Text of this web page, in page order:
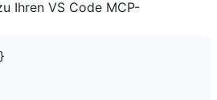
Ihren VS Code MCP-